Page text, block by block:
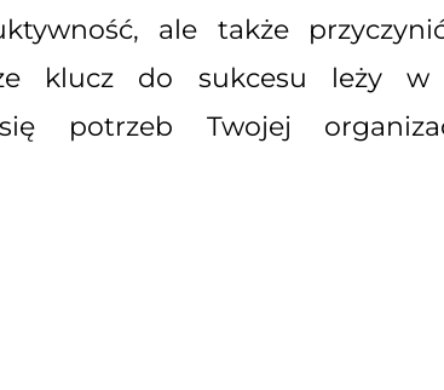
ale także
klucz do sukcesu leży w
potrzeb Twojej